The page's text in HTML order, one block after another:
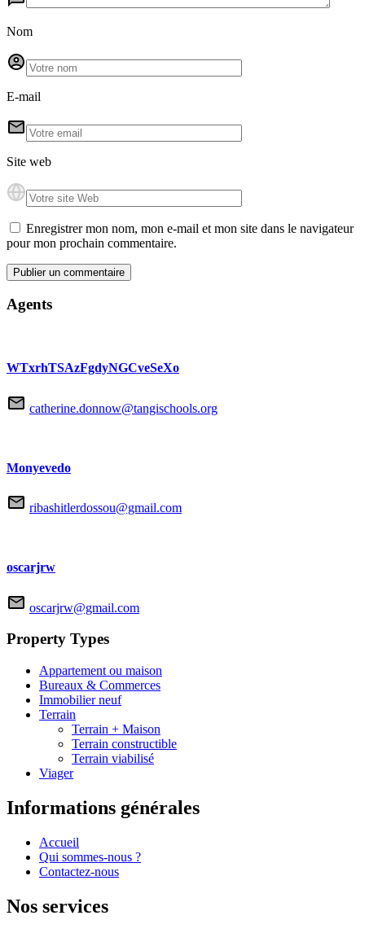
Nom
E-mail
Site web
Enregistrer mon nom, mon e-mail et mon site dans le navigateur
pour mon prochain commentaire.
Agents
WTxrhTSAzFgdyNGCveSeXo
catherine.donnow@tangischools.org
Monyevedo
ribashitlerdossou@gmail.com
oscarjrw
oscarjrw@gmail.com
Property Types
Appartement ou maison
Bureaux & Commerces
Immobilier neuf
Terrain
Terrain + Maison
Terrain constructible
Terrain viabilisé
Viager
Informations générales
Accueil
Qui sommes-nous ?
Contactez-nous
Nos services